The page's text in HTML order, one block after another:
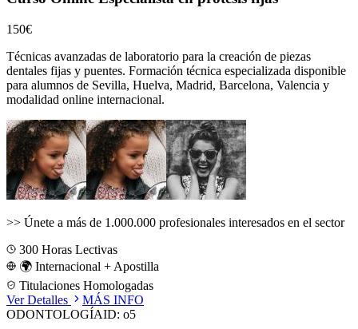
150€
Técnicas avanzadas de laboratorio para la creación de piezas
dentales fijas y puentes. Formación técnica especializada disponible
para alumnos de Sevilla, Huelva, Madrid, Barcelona, Valencia y
modalidad online internacional.
>> Únete a más de 1.000.000 profesionales interesados en el sector
300 Horas Lectivas
🌍 Internacional + Apostilla
Titulaciones Homologadas
Ver Detalles
MÁS INFO
ODONTOLOGÍAID: o5